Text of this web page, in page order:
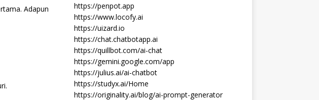
Adapun
https://penpot.app
https://www.locofy.ai
https://uizard.io
https://chat.chatbotapp.ai
https://quillbot.com/ai-chat
https://gemini.google.com/app
https://julius.ai/ai-chatbot
https://studyx.ai/Home
https://originality.ai/blog/ai-prompt-generator